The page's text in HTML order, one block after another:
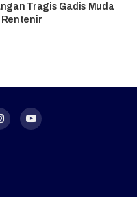
Tragis Gadis Muda
Rentenir